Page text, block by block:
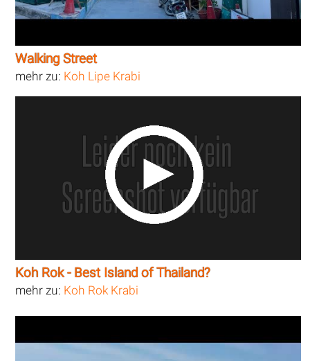
Walking Street
mehr zu: Koh Lipe Krabi
Koh Rok - Best Island of Thailand?
mehr zu: Koh Rok Krabi